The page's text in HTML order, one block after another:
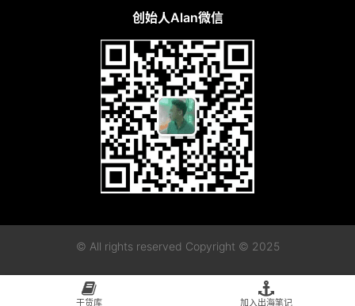
创始人Alan微信
© All rights reserved Copyright © 2025
粤ICP备2023115955号-1 粤公网安备44010402003128
干货库 加入出海笔记